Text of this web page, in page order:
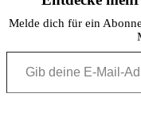
Melde dich für ein
Gib deine E-Mail-Adresse ein ...